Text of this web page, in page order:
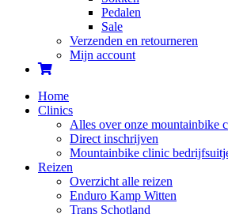
Pedalen
Sale
Verzenden en retourneren
Mijn account
Home
Clinics
Alles over onze mountainbike
Direct inschrijven
Mountainbike clinic
Reizen
Overzicht alle reizen
Enduro Kamp Witten
Trans Schotland